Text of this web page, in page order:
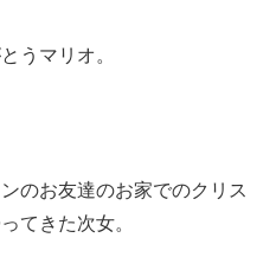
うマリオ。
のお友達のお家でのクリス
てきた次女。